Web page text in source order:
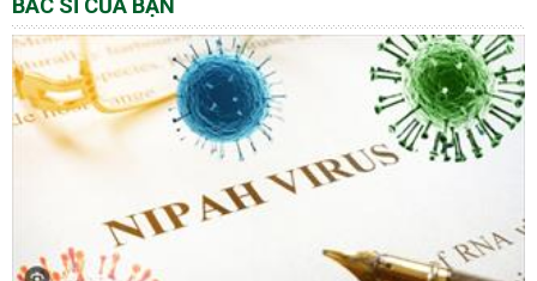
BÁC SĨ CỦA BẠN